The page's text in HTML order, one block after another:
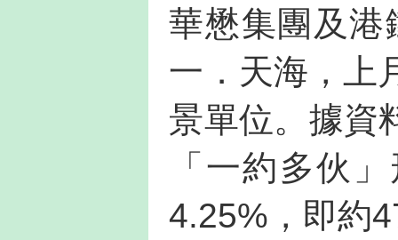
華懋集團及港
一．天海，上
景單位。據資
「一約多伙
4.25%，即約